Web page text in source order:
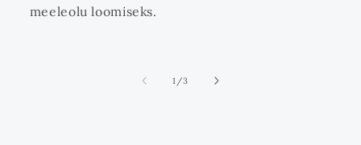
meeleolu loomiseks.
1 /ei
3